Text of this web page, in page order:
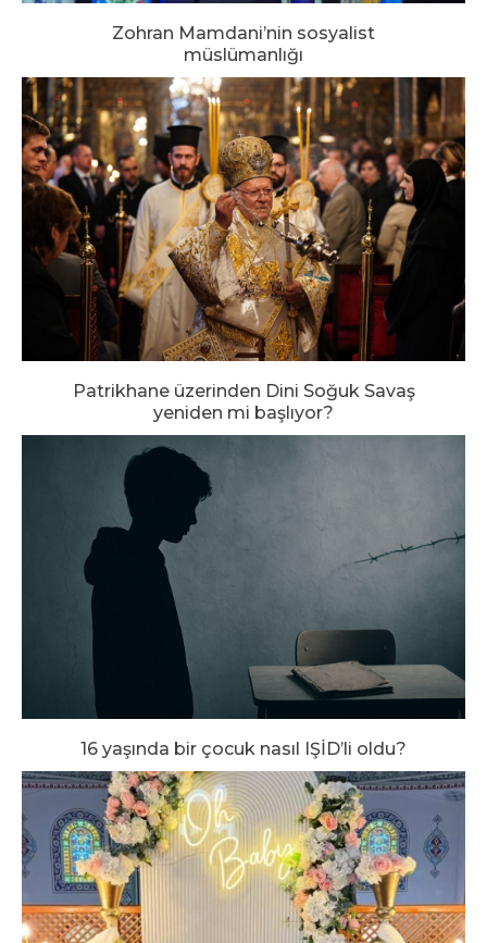
Zohran Mamdani’nin sosyalist
müslümanlığı
Patrikhane üzerinden Dini Soğuk Savaş
yeniden mi başlıyor?
16 yaşında bir çocuk nasıl IŞİD’li oldu?